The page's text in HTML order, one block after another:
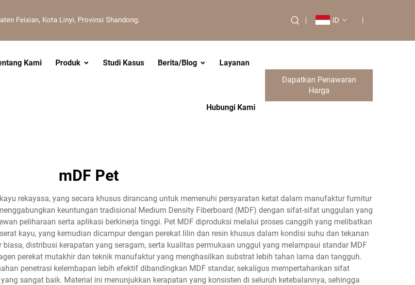
Feixian, Kota Linyi, Provinsi Shandong.
ID
Kami Produk Studi Kasus Berita/Blog Layanan
Hubungi Kami
Dapatkan Penawaran
Harga
mDF Pet
rekayasa, yang secara khusus dirancang untuk memenuhi persyaratan ketat dalam manufaktur furnitur
keuntungan tradisional Medium Density Fiberboard (MDF) dengan sifat-sifat unggulan yang
peliharaan serta aplikasi berkinerja tinggi. Pet MDF diproduksi melalui proses canggih yang melibatkan
kayu, yang kemudian dicampur dengan perekat lilin dan resin khusus dalam kondisi suhu dan tekanan
distribusi kerapatan yang seragam, serta kualitas permukaan unggul yang melampaui standar MDF
perekat mutakhir dan teknik manufaktur yang menghasilkan substrat lebih tahan lama dan tangguh.
penetrasi kelembapan lebih efektif dibandingkan MDF standar, sekaligus mempertahankan sifat
sangat baik. Material ini menunjukkan kerapatan yang konsisten di seluruh ketebalannya, sehingga